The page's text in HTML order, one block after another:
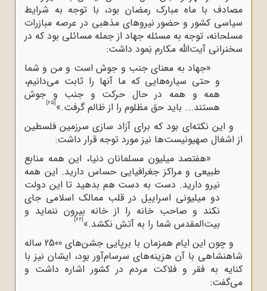
مصادف با ماه مبارک رمضان بود، با توجه به شرایط
سیاسی کشور و حضور نیروهای مذهبی در عرصه مبازرات
مسلحانه، توجه به مسئله جهاد از جمله مسائلی بود که در
سخنرانی آیت‌الله‌ مکارم نِمود داشت:
«جهاد به معنای جنب و جوش است و من و شما
و حتی سیاره‌هایی که ما آنها را ثابت می‌دانیم،
همه و همه در حال حرکت و جنب و جوش
هستند... باید حق مظلوم را از ظالم گرفت.»[65]
و این نکته‌ای بود که برای آزاد‌ سازی سرزمین فلسطین
از اشغال صهیونیست‌ها نیز مورد توجه قرار داشت:
«هفتصد میلیون مسلمانان دنیا، این همه منابع
طبیعی و مراکز جغرافیایی حساس دارید. این همه
نیرو دارید. دست به دست هم بدهید تا این دولت
دو میلیونی اسراییل در قلب ممالک اسلامی جای
نکند و صاحب خانه را از خانه بیرون ننماید و
بیتالمقدس شما را به آتش نکشد.»[66]
و چون این ایام همزمان با برپایی جشن‌های 2500 ساله
شاهنشاهی با آن هزینه‌های سرسام‌آور بود، ایشان نیز با
کنایه به فقر و فلاکت مردم در کشور اشاره داشت و
می‌گفت: